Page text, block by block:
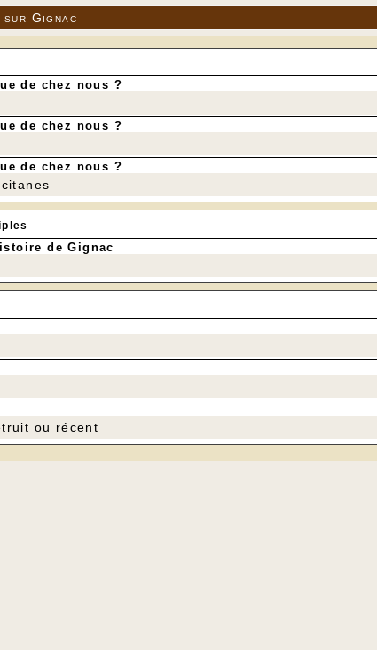
sur Gignac
de chez nous ?
de chez nous ?
de chez nous ?
de Gignac
ou récent